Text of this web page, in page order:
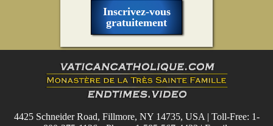
Inscrivez-vous
gratuitement
4425 Schneider Road, Fillmore, NY 14735, USA | Toll-Free: 1-